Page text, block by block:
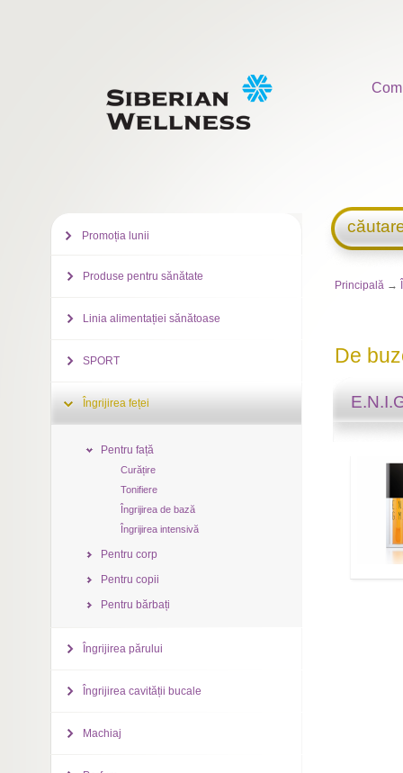
Principală →
De
Promoția lunii
Produse pentru sănătate
Linia alimentației sănătoase
SPORT
Îngrijirea feței
Pentru față
Curățire
Tonifiere
Îngrijirea de bază
Îngrijirea intensivă
Pentru corp
Pentru copii
Pentru bărbați
Îngrijirea părului
Îngrijirea cavității bucale
Machiaj